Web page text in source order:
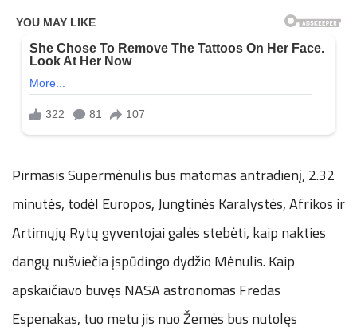
Pirmasis Supermėnulis bus matomas antradienį, 2.32
minutės, todėl Europos, Jungtinės Karalystės, Afrikos ir
Artimųjų Rytų gyventojai galės stebėti, kaip nakties
dangų nušviečia įspūdingo dydžio Mėnulis. Kaip
apskaičiavo buvęs NASA astronomas Fredas
Espenakas, tuo metu jis nuo Žemės bus nutolęs